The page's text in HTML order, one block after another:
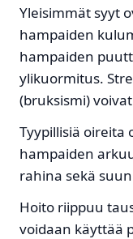
Yleisimmät syyt
hampaiden
hampaiden
ylikuormitus.
(bruksismi)
Tyypillisiä oireita
hampaiden
rahina sekä
Hoito riippuu
voidaan käyttää